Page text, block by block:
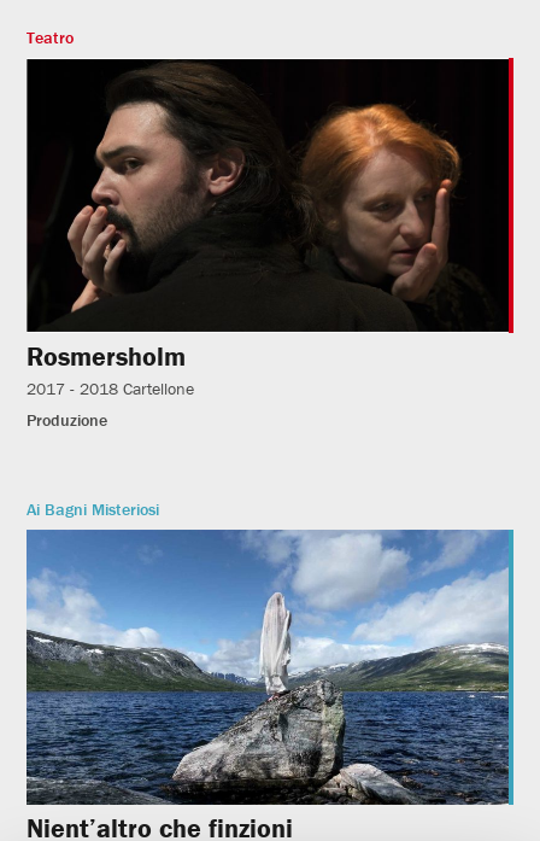
Teatro
Rosmersholm
2017 - 2018 Cartellone
Produzione
Ai Bagni Misteriosi
Nient’altro che finzioni